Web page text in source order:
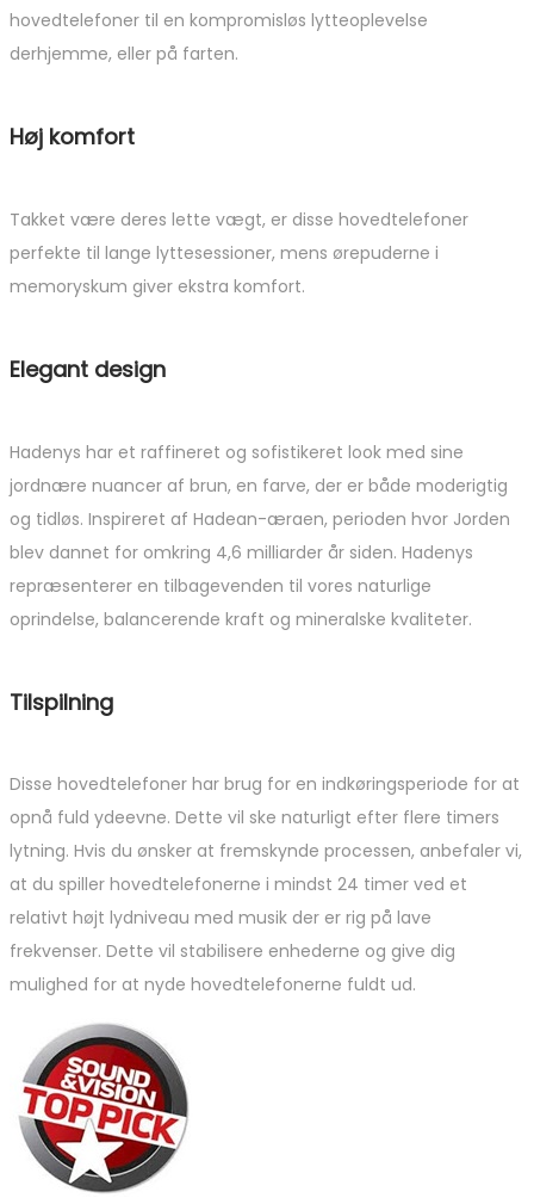
hovedtelefoner til en kompromisløs lytteoplevelse
derhjemme, eller på farten.
Høj komfort
Takket være deres lette vægt, er disse hovedtelefoner
perfekte til lange lyttesessioner, mens ørepuderne i
memoryskum giver ekstra komfort.
Elegant design
Hadenys har et raffineret og sofistikeret look med sine
jordnære nuancer af brun, en farve, der er både moderigtig
og tidløs. Inspireret af Hadean-æraen, perioden hvor Jorden
blev dannet for omkring 4,6 milliarder år siden. Hadenys
repræsenterer en tilbagevenden til vores naturlige
oprindelse, balancerende kraft og mineralske kvaliteter.
Tilspilning
Disse hovedtelefoner har brug for en indkøringsperiode for at
opnå fuld ydeevne. Dette vil ske naturligt efter flere timers
lytning. Hvis du ønsker at fremskynde processen, anbefaler vi,
at du spiller hovedtelefonerne i mindst 24 timer ved et
relativt højt lydniveau med musik der er rig på lave
frekvenser. Dette vil stabilisere enhederne og give dig
mulighed for at nyde hovedtelefonerne fuldt ud.